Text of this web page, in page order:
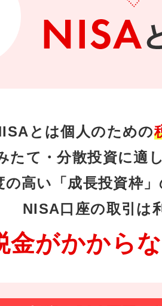
とは個人のための
たて・分散投資に適
の高い「成長投資枠」
NISA口座の取引は
金がかから